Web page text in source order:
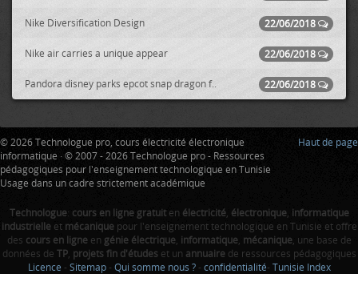
22/06/2018
Nike Diversification Design
22/06/2018
Nike air carries a unique appear
22/06/2018
Pandora disney parks epcot snap dragon f..
Haut de page
© 2026 Technologue pro, cours électricité électronique
informatique · © 2007 - 2026 Technologue pro - Ressources
pédagogiques pour l'enseignement technologique en Tunisie
Usage dans un cadre strictement académique
Technologue: cours en ligne gratuiten électricité, électronique, informatique
industrielleet mécaniquepour l'enseignement technologique en Tunisie et offre
des cours en ligneen génie électrique, informatique, mécanique, une base de
données de TP, projets fin d'étudeset un annuairede ressources pédagogiques
Licence - Sitemap - Qui somme nous ? - confidentialité- Tunisie Index